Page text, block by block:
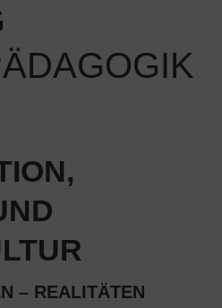
– REALITÄTEN